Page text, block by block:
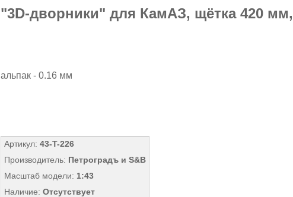
"3D-дворники" для КамАЗ, щётка 420
альпак - 0.16 мм
Артикул: 43-T-226
Производитель: Петроградъ и S&B
Масштаб модели: 1:43
Наличие: Отсутствует